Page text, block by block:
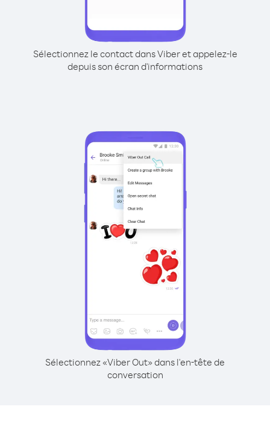
Sélectionnez le contact dans Viber et appelez-le
depuis son écran d'informations
Sélectionnez «Viber Out» dans l'en-tête de
conversation